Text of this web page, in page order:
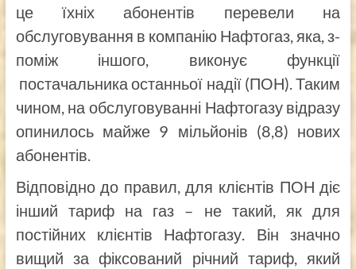
це їхніх абонентів перевели на
обслуговування в компанію Нафтогаз, яка, з-
поміж іншого, виконує функції
постачальника останньої надії (ПОН). Таким
чином, на обслуговуванні Нафтогазу відразу
опинилось майже 9 мільйонів (8,8) нових
абонентів.
Відповідно до правил, для клієнтів ПОН діє
інший тариф на газ – не такий, як для
постійних клієнтів Нафтогазу. Він значно
вищий за фіксований річний тариф, який